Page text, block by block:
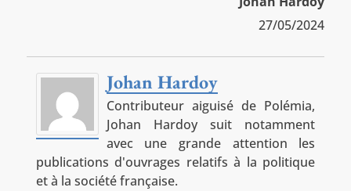
27/05/2024
Johan Hardoy
Contributeur aiguisé de Polémia,
Johan Hardoy suit notamment
avec une grande attention les
publications d'ouvrages relatifs à la politique
et à la société française.